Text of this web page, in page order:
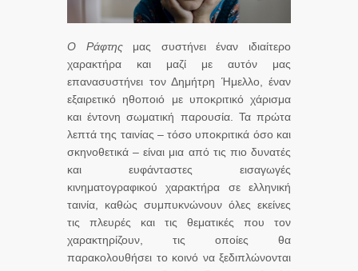
Ο Ράφτηςμας συστήνει έναν ιδιαίτερο
χαρακτήρα και μαζί με αυτόν μας
επανασυστήνει τον Δημήτρη Ήμελλο, έναν
εξαιρετικό ηθοποιό με υποκριτικό χάρισμα
και έντονη σωματική παρουσία. Τα πρώτα
λεπτά της ταινίας – τόσο υποκριτικά όσο και
σκηνοθετικά – είναι μια από τις πιο δυνατές
και ευφάνταστες εισαγωγές
κινηματογραφικού χαρακτήρα σε ελληνική
ταινία, καθώς συμπυκνώνουν όλες εκείνες
τις πλευρές και τις θεματικές που τον
χαρακτηρίζουν, τις οποίες θα
παρακολουθήσει το κοινό να ξεδιπλώνονται